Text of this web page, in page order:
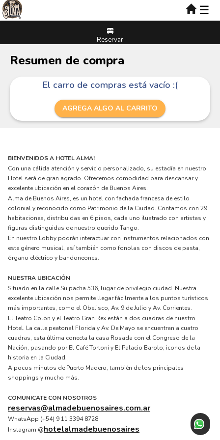
☰
Reservar
Resumen de compra
El carro de compras está vacío :(
AGREGA ALGO AL CARRITO
BIENVENIDOS A HOTEL ALMA!
Con una cálida atención y servicio personalizado, su estadía en nuestro
Hotel será de gran agrado. Ofrecemos comodidad para descansar y
excelente ubicación en el corazón de Buenos Aires.
Alma de Buenos Aires, es un hotel con fachada francesa de estilo
colonial y reconocido como Patrimonio de la Ciudad. Contamos con 29
habitaciones, distribuidas en 6 pisos, cada uno ilustrado con artistas y
figuras distinguidas de nuestro querido Tango.
En nuestro Lobby podrán interactuar con instrumentos relacionados con
este género musical, así también como fonolas con discos de pasta,
órgano eléctrico y bandoneones.
NUESTRA UBICACIÓN
Situado en la calle Suipacha 536, lugar de privilegio ciudad. Nuestra
excelente ubicación nos permite llegar fácilmente a los puntos turísticos
más importantes, como el Obelisco, Av. 9 de Julio y Av. Corrientes.
El Teatro Colon y el Teatro Gran Rex están a dos cuadras de nuestro
Hotel. La calle peatonal Florida y Av. De Mayo se encuentran a cuatro
cuadras, esta última conecta la casa Rosada con el Congreso de la
Nación, pasando por El Café Tortoni y El Palacio Barolo; iconos de la
historia en la Ciudad.
A pocos minutos de Puerto Madero, también de los principales
shoppings y mucho más.
COMUNICATE CON NOSOTROS
reservas@almadebuenosaires.com.ar
WhatsApp (+54) 9 11 3394 8728
Instagram @hotelalmadebuenosaires